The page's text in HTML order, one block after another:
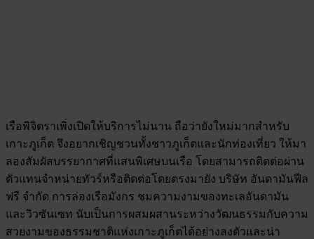
เรือพิจิตราเพิ่งเปิดให้บริการไม่นาน ถือว่ายังใหม่มากสำหรับ
เกาะภูเก็ต จึงอยากเชิญชวนทั้งชาวภูเก็ตและนักท่องเที่ยว ให้มา
ลองสัมผัสบรรยากาศที่แสนพิเศษบนเรือ โดยสามารถติดต่อผ่าน
ตัวแทนจำหน่ายทัวร์หรือติดต่อโดยตรงมายัง บริษัท อันดามันฟีล
ฟรี จำกัด การล่องเรือมังกร ชมความงามของทะเลอันดามัน
และวิวซันเซท นับเป็นการผสมผสานระหว่างวัฒนธรรมกับความ
สวยงามของธรรมชาติแห่งเกาะภูเก็ตได้อย่างลงตัวและน่า